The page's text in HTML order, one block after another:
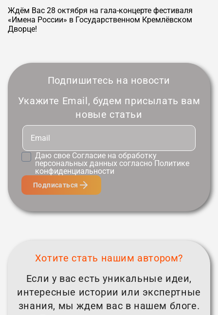
Ждём Вас 28 октября на гала-концерте фестиваля
«Имена России» в Государственном Кремлёвском
Дворце!
Подпишитесь на новости
Укажите Email, будем присылать вам
новые статьи
Даю свое Согласие на обработку
персональных данных согласно Политике
конфиденциальности
Подписаться
Хотите стать нашим автором?
Если у вас есть уникальные идеи,
интересные истории или экспертные
знания, мы ждем вас в нашем блоге.